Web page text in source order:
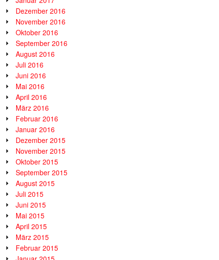
Dezember 2016
November 2016
Oktober 2016
September 2016
August 2016
Juli 2016
Juni 2016
Mai 2016
April 2016
März 2016
Februar 2016
Januar 2016
Dezember 2015
November 2015
Oktober 2015
September 2015
August 2015
Juli 2015
Juni 2015
Mai 2015
April 2015
März 2015
Februar 2015